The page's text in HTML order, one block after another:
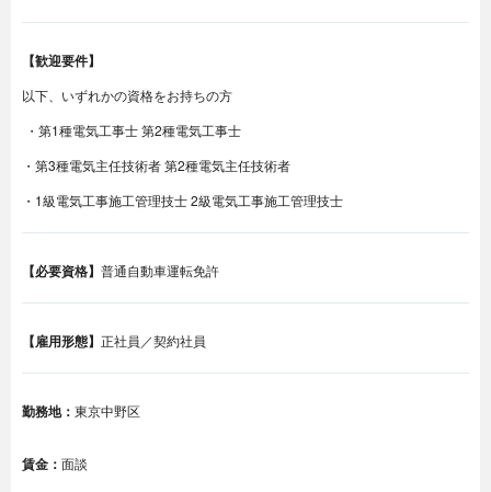
【歓迎要件】
以下、いずれかの資格をお持ちの方
・第1種電気工事士 第2種電気工事士
・第3種電気主任技術者 第2種電気主任技術者
・1級電気工事施工管理技士 2級電気工事施工管理技士
【必要資格】 普通自動車運転免許
【雇用形態】 正社員／契約社員
勤務地： 東京中野区
賃金： 面談